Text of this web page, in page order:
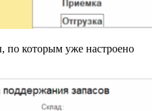
по которым уже настроено